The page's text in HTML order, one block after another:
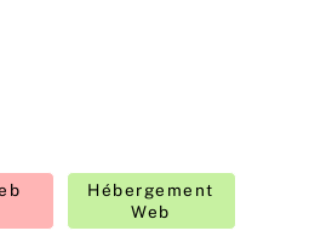
Hébergement
Web